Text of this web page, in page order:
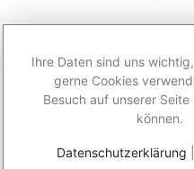
Ihre Daten sind uns
gerne Cookies
Besuch auf unserer
können.
Datenschutzerklärung